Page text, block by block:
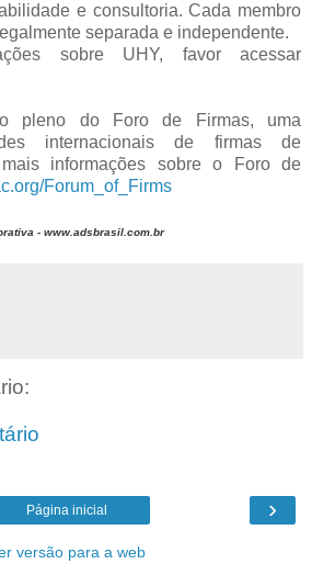
e consultoria. Cada membro
separada e independente.
sobre UHY, favor acessar
pleno do Foro de Firmas, uma
internacionais de firmas de
informações sobre o Foro de
Forum_of_Firms
- www.adsbrasil.com.br
›
Página inicial
versão para a web